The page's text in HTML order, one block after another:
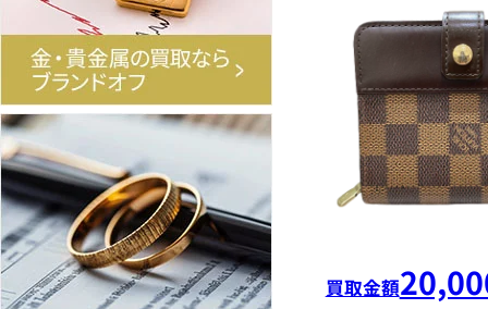
買取金額